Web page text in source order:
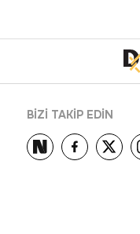
BİZİ TAKİP EDİN